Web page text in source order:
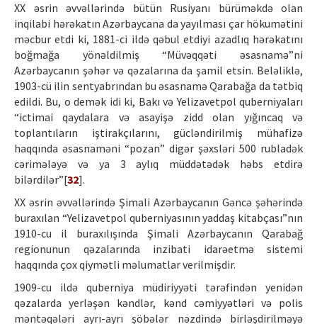
XX əsrin əvvəllərində bütün Rusiyanı bürüməkdə olan
inqilabi hərəkatın Azərbaycana da yayılması çar hökumətini
məcbur etdi ki, 1881-ci ildə qəbul etdiyi azadlıq hərəkatını
boğmağa yönəldilmiş “Müvəqqəti əsasnamə”ni
Azərbaycanın şəhər və qəzalarına da şamil etsin. Beləliklə,
1903-cü ilin sentyabrından bu əsasnamə Qarabağa da tətbiq
edildi. Bu, o demək idi ki, Bakı və Yelizavetpol quberniyaları
“ictimai qaydalara və asayişə zidd olan yığıncaq və
toplantıların iştirakçılarını, gücləndirilmiş mühafizə
haqqında əsasnaməni “pozan” digər şəxsləri 500 rubladək
cərimələyə və ya 3 aylıq müddətədək həbs etdirə
bilərdilər”[32].
XX əsrin əvvəllərində Şimali Azərbaycanın Gəncə şəhərində
buraxılan “Yelizavetpol quberniyasının yaddaş kitabçası”nın
1910-cu il buraxılışında Şimali Azərbaycanın Qarabağ
regionunun qəzalarında inzibati idarəetmə sistemi
haqqında çox qiymətli məlumatlar verilmişdir.
1909-cu ildə quberniya müdiriyyəti tərəfindən yenidən
qəzalarda yerləşən kəndlər, kənd cəmiyyətləri və polis
məntəqələri ayrı-ayrı şöbələr nəzdində birləşdirilməyə